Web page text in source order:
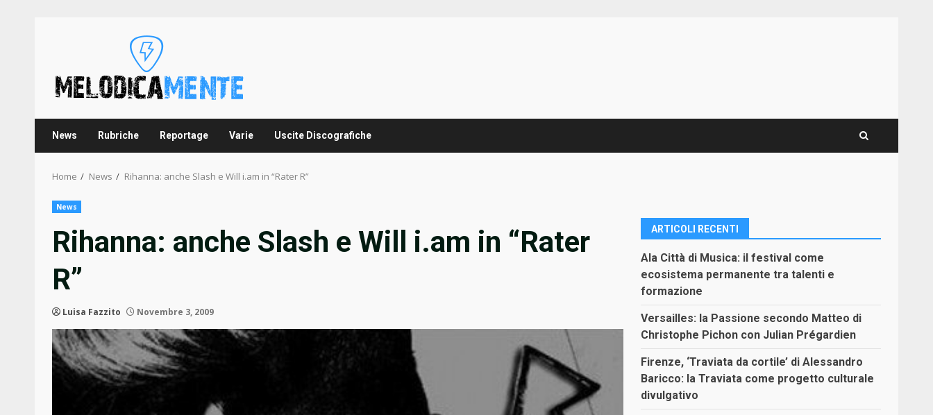
News Rubriche Reportage Varie Uscite Discografiche
Home News Rihanna: anche Slash e Will i.am in “Rater R”
News
Rihanna: anche Slash e Will i.am in “Rater
R”
Luisa Fazzito Novembre 3, 2009
ARTICOLI RECENTI
Ala Città di Musica: il festival come
ecosistema permanente tra talenti e
formazione
Versailles: la Passione secondo Matteo di
Christophe Pichon con Julian Prégardien
Firenze, ‘Traviata da cortile’ di Alessandro
Baricco: la Traviata come progetto culturale
divulgativo